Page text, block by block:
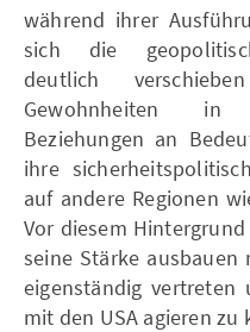
während ihrer
sich die
deutlich
Gewohnheiten in
Beziehungen an
ihre
auf andere Regionen
Vor diesem
seine Stärke ausbauen
eigenständig
mit den USA agieren zu